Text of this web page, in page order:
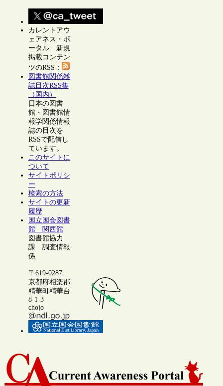
カレントアウ
ェアネス・ポ
ータル 新規
掲載コンテン
ツのRSS：
図書館関係雑
誌目次RSS集
（国内）
日本の図書
館・図書館情
報学関係情報
誌の目次を
RSSで配信し
ています。
このサイトに
ついて
サイトポリシ
ー
検索の方法
サイトの更新
履歴
国立国会図書
館 関西館
図書館協力
課 調査情報
係
〒619-0287
京都府相楽郡
精華町精華台
8-1-3
chojo